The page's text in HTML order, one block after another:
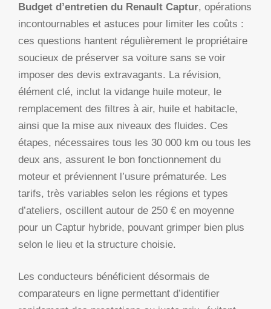
Budget d’entretien du Renault Captur, opérations
incontournables et astuces pour limiter les coûts :
ces questions hantent régulièrement le propriétaire
soucieux de préserver sa voiture sans se voir
imposer des devis extravagants. La révision,
élément clé, inclut la vidange huile moteur, le
remplacement des filtres à air, huile et habitacle,
ainsi que la mise aux niveaux des fluides. Ces
étapes, nécessaires tous les 30 000 km ou tous les
deux ans, assurent le bon fonctionnement du
moteur et préviennent l’usure prématurée. Les
tarifs, très variables selon les régions et types
d’ateliers, oscillent autour de 250 € en moyenne
pour un Captur hybride, pouvant grimper bien plus
selon le lieu et la structure choisie.
Les conducteurs bénéficient désormais de
comparateurs en ligne permettant d’identifier